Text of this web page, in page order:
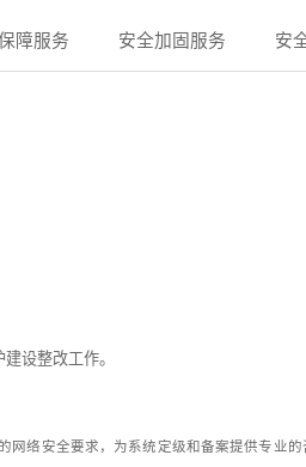
障服务 安全加固服务 安
设整改工作。
网络安全要求，为系统定级和备案提供专业